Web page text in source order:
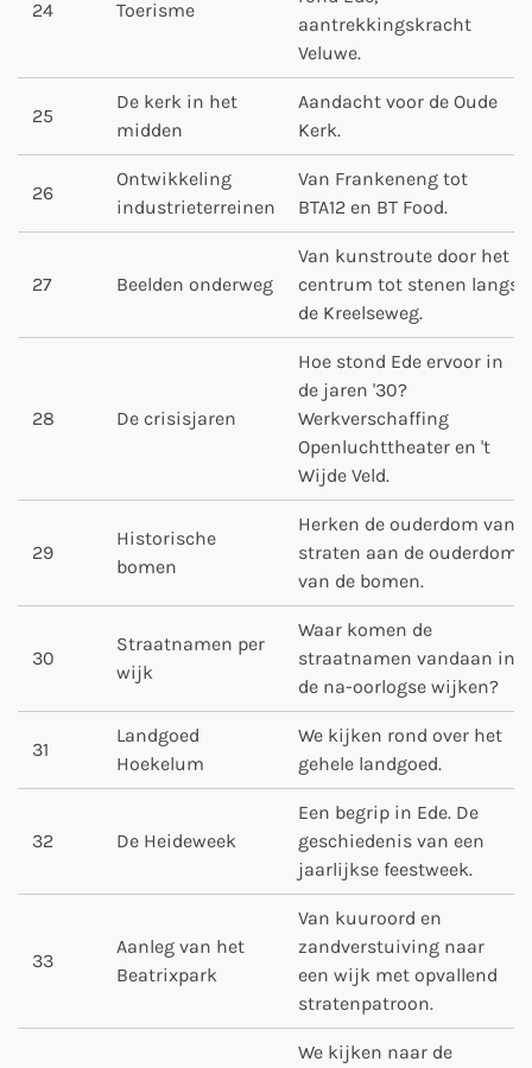
24 Toerisme
aantrekkingskracht
Veluwe.
25
De kerk in het
midden
Aandacht voor de Oude
Kerk.
26
Ontwikkeling
industrieterreinen
Van Frankeneng tot
BTA12 en BT Food.
27 Beelden onderweg
Van kunstroute door het
centrum tot stenen langs
de Kreelseweg.
28 De crisisjaren
Hoe stond Ede ervoor in
de jaren '30?
Werkverschaffing
Openluchttheater en 't
Wijde Veld.
29
Historische
bomen
Herken de ouderdom van
straten aan de ouderdom
van de bomen.
30
Straatnamen per
wijk
Waar komen de
straatnamen vandaan in
de na-oorlogse wijken?
31
Landgoed
Hoekelum
We kijken rond over het
gehele landgoed.
32 De Heideweek
Een begrip in Ede. De
geschiedenis van een
jaarlijkse feestweek.
33
Aanleg van het
Beatrixpark
Van kuuroord en
zandverstuiving naar
een wijk met opvallend
stratenpatroon.
We kijken naar de